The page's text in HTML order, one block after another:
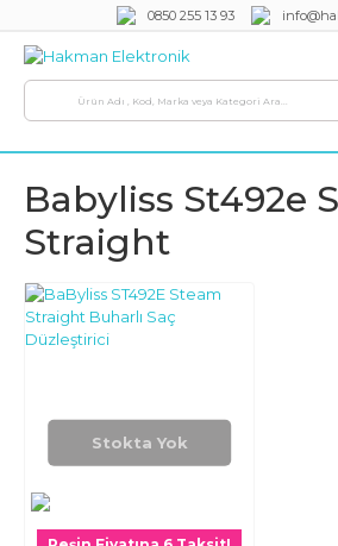
0850 255 13 93
Babyliss St492e
Straight
Stokta Yok